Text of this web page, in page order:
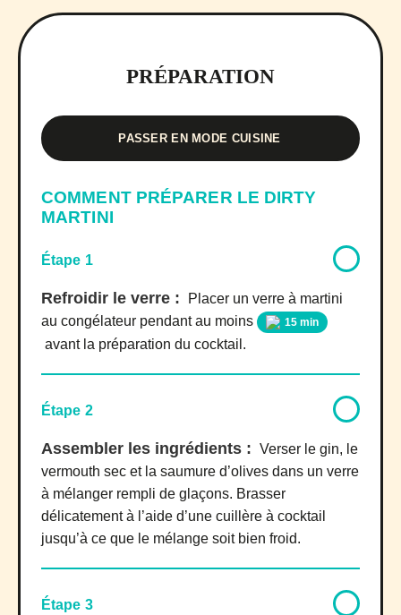
PRÉPARATION
PASSER EN MODE CUISINE
COMMENT PRÉPARER LE DIRTY
MARTINI
Étape 1
Refroidir le verre :
Placer un verre à martini
au congélateur pendant au moins
15 min
avant la préparation du cocktail.
Étape 2
Assembler les ingrédients : Verser le gin, le
vermouth sec et la saumure d’olives dans un verre
à mélanger rempli de glaçons. Brasser
délicatement à l’aide d’une cuillère à cocktail
jusqu’à ce que le mélange soit bien froid.
Étape 3